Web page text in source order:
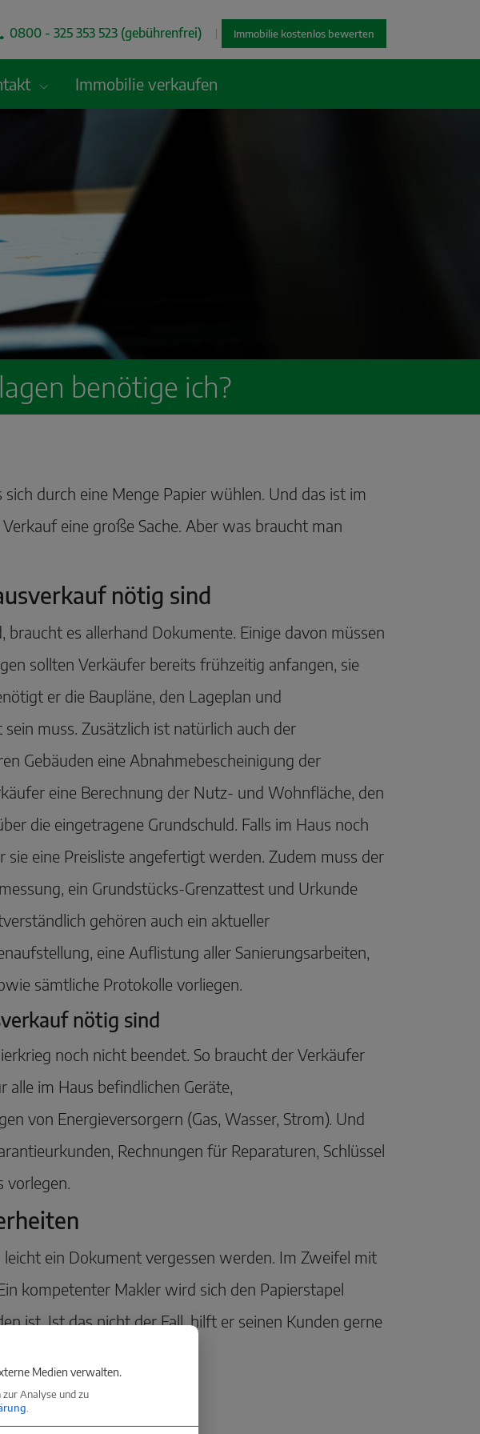
0800 - 325 353 523 (gebührenfrei) | Immobilie kostenlos bewerten
Immobilie verkaufen
benötige ich?
durch eine Menge Papier wühlen. Und das ist im
eine große Sache. Aber was braucht man
nötig sind
es allerhand Dokumente. Einige davon müssen
sollten Verkäufer bereits frühzeitig anfangen, sie
er die Baupläne, den Lageplan und
muss. Zusätzlich ist natürlich auch der
Gebäuden eine Abnahmebescheinigung der
eine Berechnung der Nutz- und Wohnfläche, den
die eingetragene Grundschuld. Falls im Haus noch
sie eine Preisliste angefertigt werden. Zudem muss der
ein Grundstücks-Grenzattest und Urkunde
gehören auch ein aktueller
eine Auflistung aller Sanierungsarbeiten,
sämtliche Protokolle vorliegen.
nötig sind
noch nicht beendet. So braucht der Verkäufer
alle im Haus befindlichen Geräte,
von Energieversorgern (Gas, Wasser, Strom). Und
Rechnungen für Reparaturen, Schlüssel
vorlegen.
ein Dokument vergessen werden. Im Zweifel mit
kompetenter Makler wird sich den Papierstapel
ist. Ist das nicht der Fall, hilft er seinen Kunden gerne
Medien verwalten.
Analyse und zu